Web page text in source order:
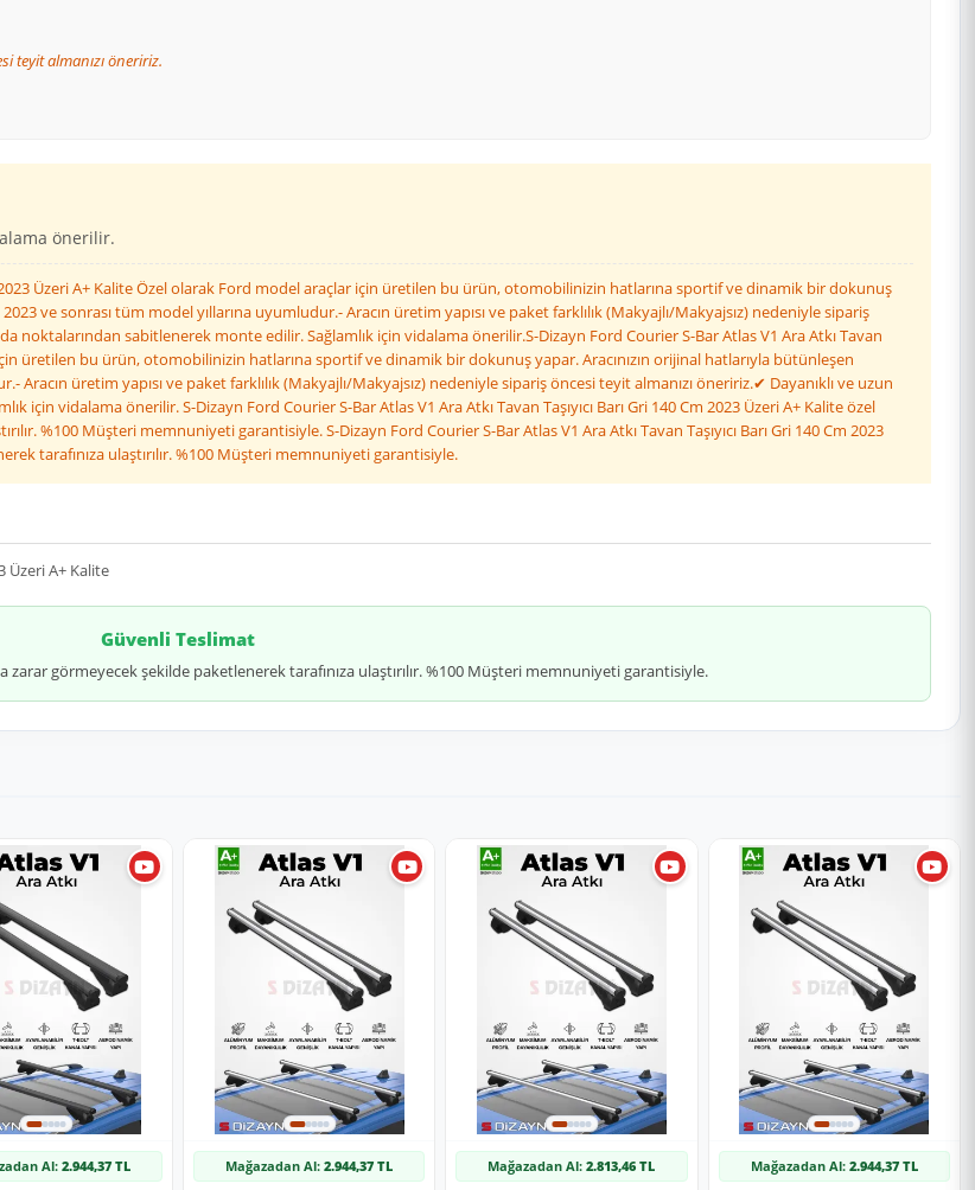
teyit almanızı öneririz.
önerilir.
2023 Üzeri A+ Kalite Özel olarak Ford model araçlar için üretilen bu ürün, otomobilinizin hatlarına sportif ve dinamik bir dokunuş
ve sonrası tüm model yıllarına uyumludur.- Aracın üretim yapısı ve paket farklılık (Makyajlı/Makyajsız) nedeniyle sipariş
noktalarından sabitlenerek monte edilir. Sağlamlık için vidalama önerilir.S-Dizayn Ford Courier S-Bar Atlas V1 Ara Atkı Tavan
için üretilen bu ürün, otomobilinizin hatlarına sportif ve dinamik bir dokunuş yapar. Aracınızın orijinal hatlarıyla bütünleşen
üretim yapısı ve paket farklılık (Makyajlı/Makyajsız) nedeniyle sipariş öncesi teyit almanızı öneririz.✔ Dayanıklı ve uzun
vidalama önerilir. S-Dizayn Ford Courier S-Bar Atlas V1 Ara Atkı Tavan Taşıyıcı Barı Gri 140 Cm 2023 Üzeri A+ Kalite özel
%100 Müşteri memnuniyeti garantisiyle. S-Dizayn Ford Courier S-Bar Atlas V1 Ara Atkı Tavan Taşıyıcı Barı Gri 140 Cm 2023
tarafınıza ulaştırılır. %100 Müşteri memnuniyeti garantisiyle.
Üzeri A+ Kalite
Güvenli Teslimat
görmeyecek şekilde paketlenerek tarafınıza ulaştırılır. %100 Müşteri memnuniyeti garantisiyle.
Al: 2.944,37 TL Mağazadan Al:2.944,37 TL Mağazadan Al:2.813,46 TL Mağazadan Al: 2.944,37 TL